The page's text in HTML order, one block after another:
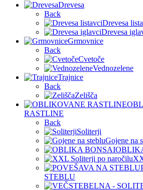
Drevesa
Back
Drevesa
Drevesa
Grmovnice
Back
Cvetoče
Vednozelene
Trajnice
Back
Zelišča
RASTLINE
Back
Soliterji
Gojene na
STEBLU